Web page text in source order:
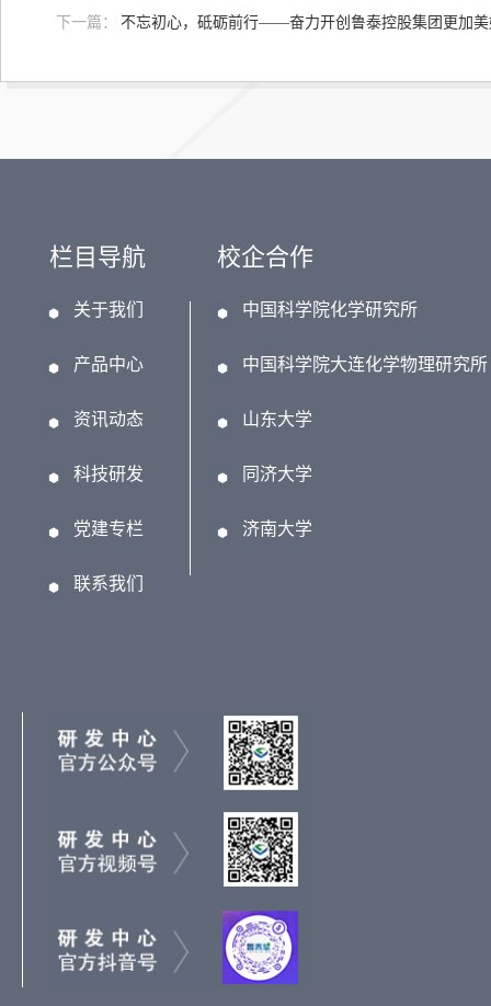
下一篇：
不忘初心，砥砺前行——奋力开创鲁泰控股集团更加美
栏目导航
关于我们
产品中心
资讯动态
科技研发
党建专栏
联系我们
校企合作
中国科学院化学研究所
中国科学院大连化学物理研究所
山东大学
同济大学
济南大学